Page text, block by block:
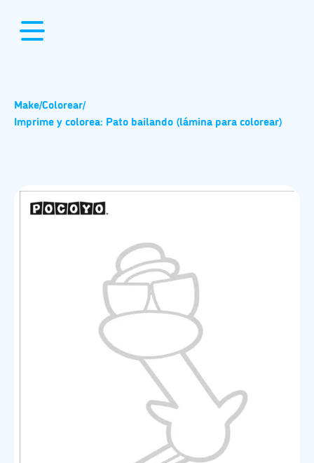
Make/Colorear/
Imprime y colorea: Pato bailando (lámina para colorear)